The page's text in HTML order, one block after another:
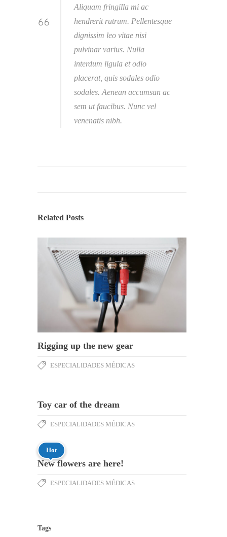
Aliquam fringilla mi ac
hendrerit rutrum. Pellentesque
dignissim leo vitae nisi
pulvinar varius. Nulla
interdum ligula et odio
placerat, quis sodales odio
sodales. Aenean accumsan ac
sem ut faucibus. Nunc vel
venenatis nibh.
Related Posts
Rigging up the new gear
ESPECIALIDADES MÉDICAS
Toy car of the dream
ESPECIALIDADES MÉDICAS
Hot
New flowers are here!
ESPECIALIDADES MÉDICAS
Tags